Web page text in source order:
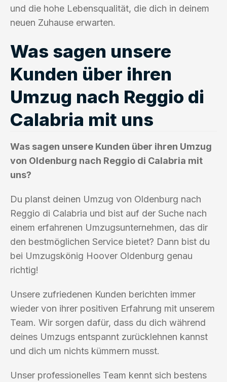
und die hohe Lebensqualität, die dich in deinem
neuen Zuhause erwarten.
Was sagen unsere
Kunden über ihren
Umzug nach Reggio di
Calabria mit uns
Was sagen unsere Kunden über ihren Umzug
von Oldenburg nach Reggio di Calabria mit
uns?
Du planst deinen Umzug von Oldenburg nach
Reggio di Calabria und bist auf der Suche nach
einem erfahrenen Umzugsunternehmen, das dir
den bestmöglichen Service bietet? Dann bist du
bei Umzugskönig Hoover Oldenburg genau
richtig!
Unsere zufriedenen Kunden berichten immer
wieder von ihrer positiven Erfahrung mit unserem
Team. Wir sorgen dafür, dass du dich während
deines Umzugs entspannt zurücklehnen kannst
und dich um nichts kümmern musst.
Unser professionelles Team kennt sich bestens